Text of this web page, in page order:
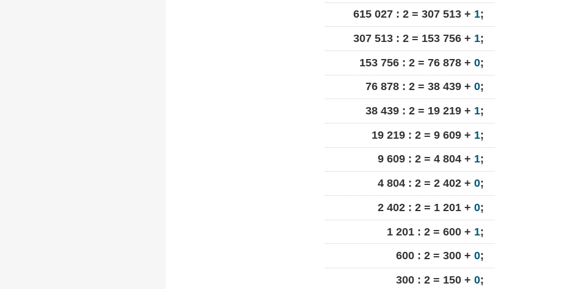
615 027 : 2 = 307 513 + 1;
307 513 : 2 = 153 756 + 1;
153 756 : 2 = 76 878 + 0;
76 878 : 2 = 38 439 + 0;
38 439 : 2 = 19 219 + 1;
19 219 : 2 = 9 609 + 1;
9 609 : 2 = 4 804 + 1;
4 804 : 2 = 2 402 + 0;
2 402 : 2 = 1 201 + 0;
1 201 : 2 = 600 + 1;
600 : 2 = 300 + 0;
300 : 2 = 150 + 0;